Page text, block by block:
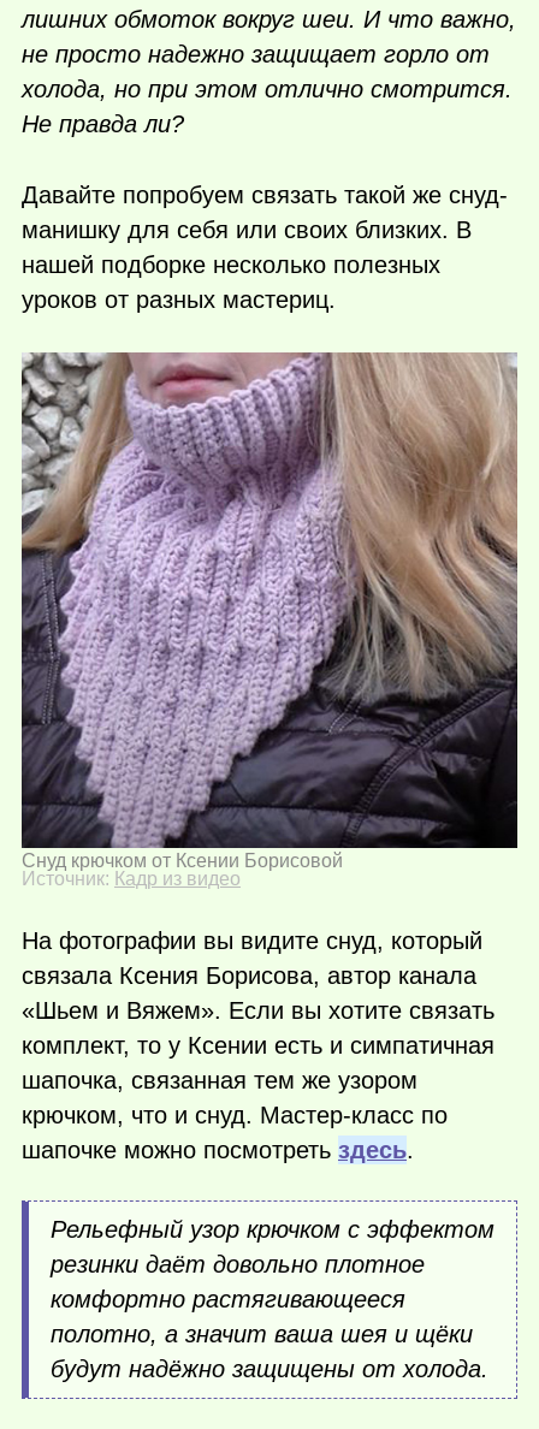
лишних обмоток вокруг шеи. И что важно,
не просто надежно защищает горло от
холода, но при этом отлично смотрится.
Не правда ли?
Давайте попробуем связать такой же снуд-
манишку для себя или своих близких. В
нашей подборке несколько полезных
уроков от разных мастериц.
Снуд крючком от Ксении Борисовой
Источник: Кадр из видео
На фотографии вы видите снуд, который
связала Ксения Борисова, автор канала
«Шьем и Вяжем». Если вы хотите связать
комплект, то у Ксении есть и симпатичная
шапочка, связанная тем же узором
крючком, что и снуд. Мастер-класс по
шапочке можно посмотреть здесь.
Рельефный узор крючком с эффектом
резинки даёт довольно плотное
комфортно растягивающееся
полотно, а значит ваша шея и щёки
будут надёжно защищены от холода.